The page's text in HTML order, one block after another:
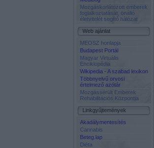
Mozgáskorlátozott emberek
foglalkoztatását, önálló
életvitelét segítő hálózat
Web ajánlat
MEOSZ honlapja
Budapest Portál
Magyar Virtuális
Enciklopédia
Wikipedia - A szabad lexikon
Többnyelvű orvosi
értelmező azótár
Mozgássérült Emberek
Rehabilitációs Központja
Linkgyűjtemények
Akadálymentesítés
Cannabis
Beteg.lap
Diéta